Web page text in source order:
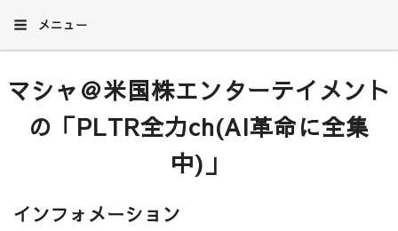
メニュー
マシャ＠米国株エンターテイメント
の「PLTR全力ch(AI革命に全集
中)」
インフォメーション